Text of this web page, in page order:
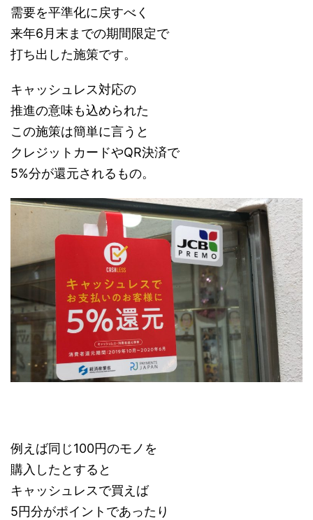
需要を平準化に戻すべく
来年6月末までの期間限定で
打ち出した施策です。
キャッシュレス対応の
推進の意味も込められた
この施策は簡単に言うと
クレジットカードやQR決済で
5%分が還元されるもの。
例えば同じ100円のモノを
購入したとすると
キャッシュレスで買えば
5円分がポイントであったり